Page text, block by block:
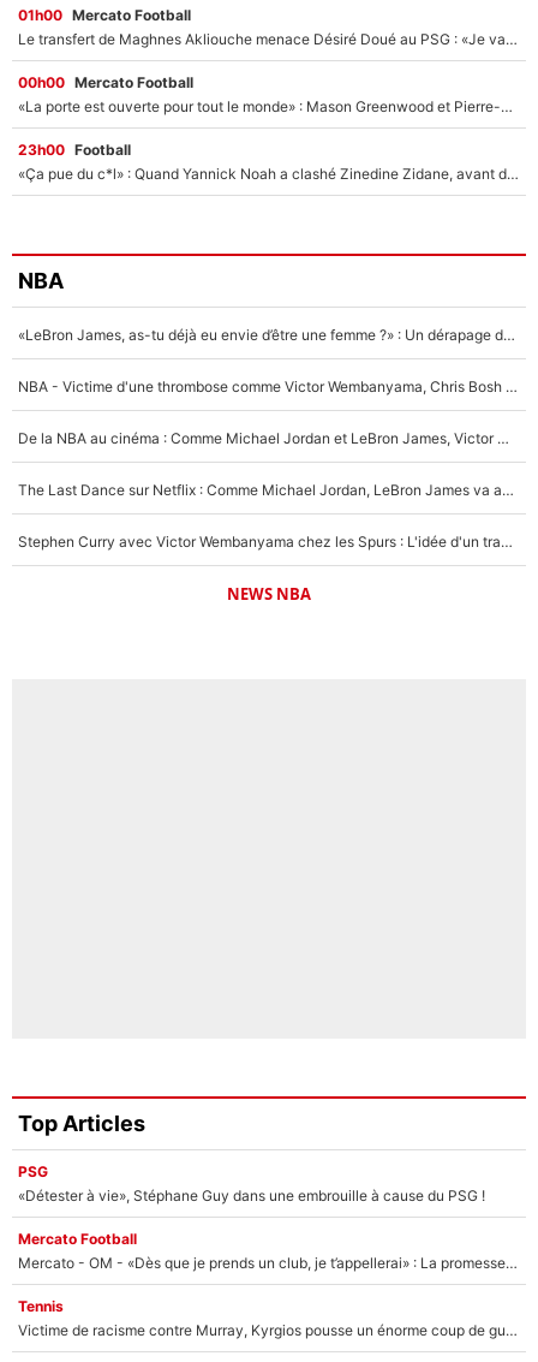
01h00 Mercato Football
Le transfert de Maghnes Akliouche menace Désiré Doué au PSG : «Je valide à 200%»
00h00 Mercato Football
«La porte est ouverte pour tout le monde» : Mason Greenwood et Pierre-Emerick Aubameyang ont quitté l'OM, Amine Gouiri balance sur la suite du mercato et sur la réaction du vestiaire !
23h00 Football
«Ça pue du c*l» : Quand Yannick Noah a clashé Zinedine Zidane, avant de se faire recadrer par le nouveau sélectionneur de l'équipe de France !
NBA
«LeBron James, as-tu déjà eu envie d’être une femme ?» : Un dérapage de Donald Trump sur la superstar de la NBA refait surface
NBA - Victime d'une thrombose comme Victor Wembanyama, Chris Bosh prévient le Français des risques sur sa santé : «J’ai failli mourir sur le coup et j’ai été ramené à la vie»
De la NBA au cinéma : Comme Michael Jordan et LeBron James, Victor Wembanyama rêve d'une carrière d'acteur !
The Last Dance sur Netflix : Comme Michael Jordan, LeBron James va avoir le droit à sa série !
Stephen Curry avec Victor Wembanyama chez les Spurs : L'idée d'un trade historique est lancée en NBA !
NEWS NBA
Top Articles
PSG
«Détester à vie», Stéphane Guy dans une embrouille à cause du PSG !
Mercato Football
Mercato - OM - «Dès que je prends un club, je t’appellerai» : La promesse de Marcelino au moment de claquer la porte
Tennis
Victime de racisme contre Murray, Kyrgios pousse un énorme coup de gueule !